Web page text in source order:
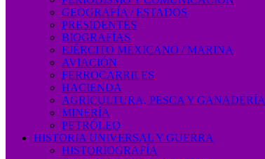
GEOGRAFÍA / ESTADOS
PRESIDENTES
BIOGRAFÍAS
EJÉRCITO MEXICANO / MARINA
AVIACIÓN
FERROCARRILES
HACIENDA
AGRICULTURA, PESCA Y GANADERÍA
MINERÍA
PETRÓLEO
HISTORIA UNIVERSAL Y GUERRA
HISTORIOGRAFÍA